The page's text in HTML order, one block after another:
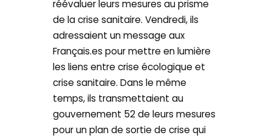
réévaluer leurs mesures au prisme
de la crise sanitaire. Vendredi, ils
adressaient un message aux
Français.es pour mettre en lumière
les liens entre crise écologique et
crise sanitaire. Dans le même
temps, ils transmettaient au
gouvernement 52 de leurs mesures
pour un plan de sortie de crise qui